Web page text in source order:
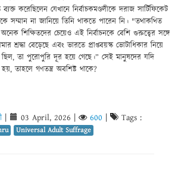
করেছিলেন যেখানে নির্বাচকমণ্ডলীকে দরাজ সার্টিফিকেট
সম্মান না জানিয়ে তিনি থাকতে পারেন নি। "তথাকথিত
শিক্ষিতদের চেয়েও এই নির্বাচনকে বেশি গুরুত্বের সঙ্গে
শ্রদ্ধা বেড়েছে এবং ভারতে প্রাপ্তবয়স্ক ভোটাধিকার নিয়ে
তা পুরোপুরি দূর হয়ে গেছে।” সেই মানুষদের যদি
তাহলে গণতন্ত্র অবশিষ্ট থাকে?
03 April, 2026 600 Tags :
Universal Adult Suffrage